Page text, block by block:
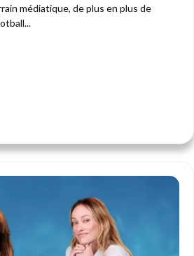
médiatique, de plus en plus de